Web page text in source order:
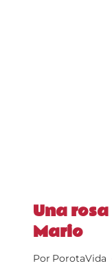
Una
Mario
Por PorotaVida